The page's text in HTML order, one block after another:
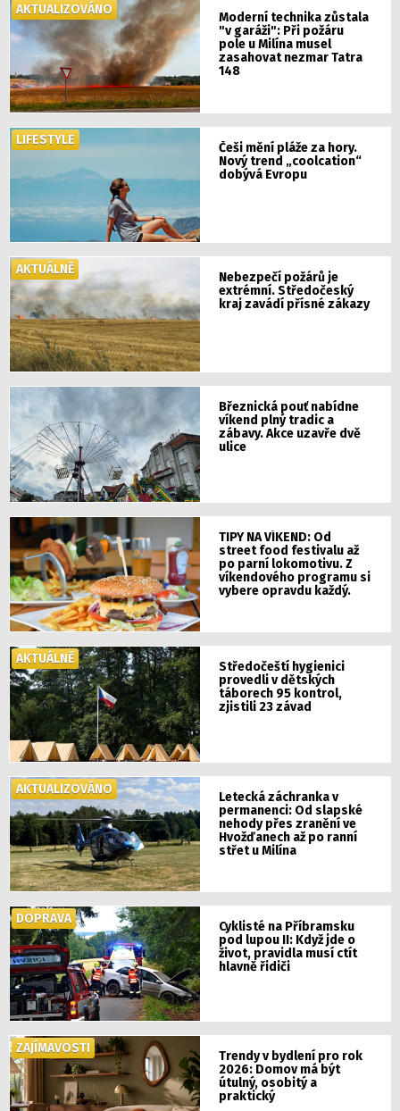
Moderní technika zůstala
"v garáži": Při požáru
pole u Milína musel
zasahovat nezmar Tatra
148
AKTUALIZOVÁNO
Češi mění pláže za hory.
Nový trend „coolcation“
dobývá Evropu
LIFESTYLE
Nebezpečí požárů je
extrémní. Středočeský
kraj zavádí přísné zákazy
AKTUÁLNĚ
Březnická pouť nabídne
víkend plný tradic a
zábavy. Akce uzavře dvě
ulice
TIPY NA VÍKEND: Od
street food festivalu až
po parní lokomotivu. Z
víkendového programu si
vybere opravdu každý.
Středočeští hygienici
provedli v dětských
táborech 95 kontrol,
zjistili 23 závad
AKTUÁLNĚ
Letecká záchranka v
permanenci: Od slapské
nehody přes zranění ve
Hvožďanech až po ranní
střet u Milína
AKTUALIZOVÁNO
Cyklisté na Příbramsku
pod lupou II: Když jde o
život, pravidla musí ctít
hlavně řidiči
DOPRAVA
Trendy v bydlení pro rok
2026: Domov má být
útulný, osobitý a
praktický
ZAJÍMAVOSTI